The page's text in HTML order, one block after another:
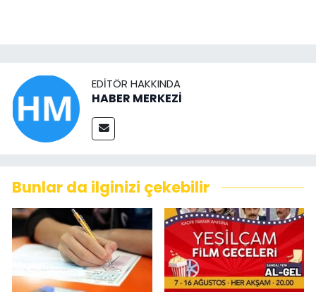
EDITÖR HAKKINDA
HABER MERKEZİ
Bunlar da ilginizi çekebilir